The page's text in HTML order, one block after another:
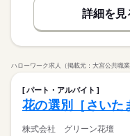
詳細を見
ハローワーク求人（掲載元：大宮公共職業
パート・アルバイト
花の選別［さいた
株式会社 グリーン花壇